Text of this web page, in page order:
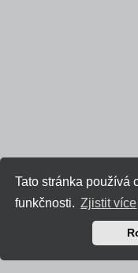
Tato stránka používá
funkčnosti. Zjistit více